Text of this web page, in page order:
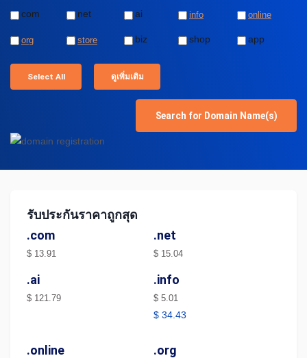
com net ai info online
org store biz shop app
Select All ดูเพิ่มเติม
รับประกันราคาถูกสุด
.com
$ 13.91
.net
$ 15.04
.ai
$ 121.79
.info
$ 5.01
$ 34.43
.online .org